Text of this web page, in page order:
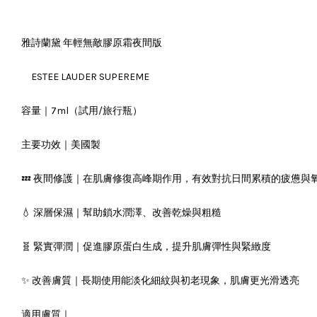
雅詩蘭黛 年輕無敵膠原霜夜間版
ESTEE LAUDER SUPEREME
容量｜7ml（試用/旅行瓶）
主要功效｜美國製
💤 夜間修護｜在肌膚修復高峰期作用，有效對抗日間累積的疲憊與
💧 深層保濕｜幫助鎖水潤澤、改善乾燥與粗糙
🧬 緊實彈潤｜促進膠原蛋白生成，提升肌膚彈性與緊緻度
✨ 改善膚質｜長期使用能淡化細紋與初老現象，肌膚更光滑透亮
適用膚質｜